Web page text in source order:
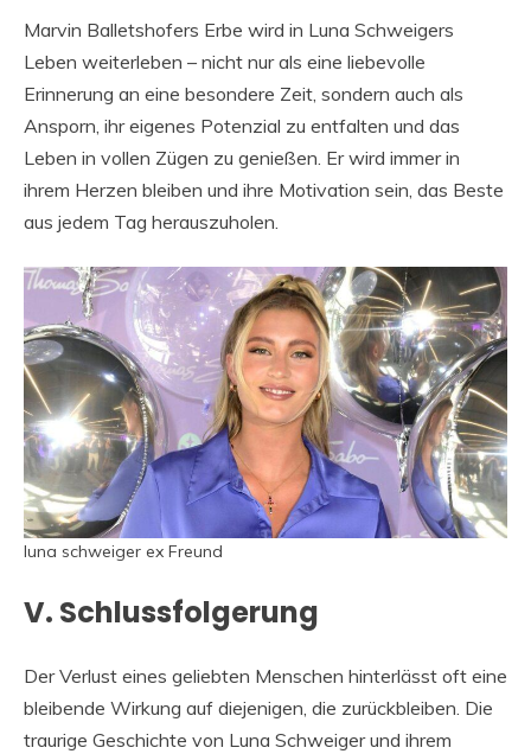
Marvin Balletshofers Erbe wird in Luna Schweigers
Leben weiterleben – nicht nur als eine liebevolle
Erinnerung an eine besondere Zeit, sondern auch als
Ansporn, ihr eigenes Potenzial zu entfalten und das
Leben in vollen Zügen zu genießen. Er wird immer in
ihrem Herzen bleiben und ihre Motivation sein, das Beste
aus jedem Tag herauszuholen.
luna schweiger ex Freund
V. Schlussfolgerung
Der Verlust eines geliebten Menschen hinterlässt oft eine
bleibende Wirkung auf diejenigen, die zurückbleiben. Die
traurige Geschichte von Luna Schweiger und ihrem